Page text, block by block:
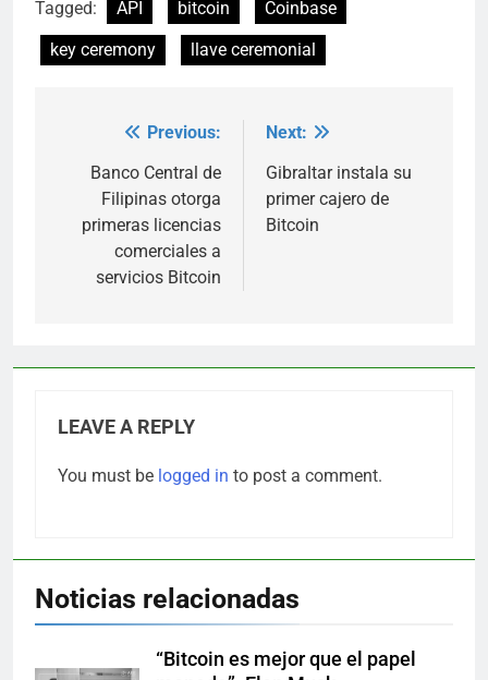
Tagged: API bitcoin
Coinbase
key ceremony
llave ceremonial
navigation
Previous:
Banco Central de
Filipinas otorga
primeras licencias
comerciales a
servicios Bitcoin
Next:
Gibraltar instala su
primer cajero de
Bitcoin
LEAVE A REPLY
You must be logged in to post a comment.
Noticias relacionadas
“Bitcoin es mejor que el papel